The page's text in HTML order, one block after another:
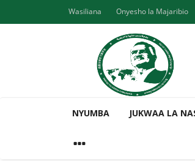
Wasiliana Onyesho la Majaribio
NYUMBA JUKWAA LA